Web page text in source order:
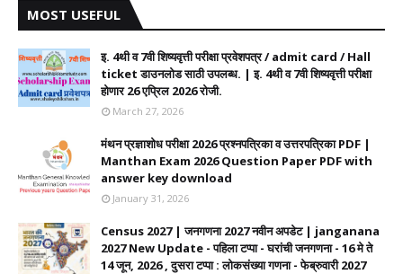
MOST USEFUL
इ. 4थी व 7वी शिष्यवृत्ती परीक्षा प्रवेशपत्र / admit card / Hall
ticket डाउनलोड साठी उपलब्ध. | इ. 4थी व 7वी शिष्यवृत्ती परीक्षा
होणार 26 एप्रिल 2026 रोजी.
March 27, 2026
मंथन प्रज्ञाशोध परीक्षा 2026 प्रश्नपत्रिका व उत्तरपत्रिका PDF |
Manthan Exam 2026 Question Paper PDF with
answer key download
January 31, 2026
Census 2027 | जनगणना 2027 नवीन अपडेट | janganana
2027 New Update - पहिला टप्पा - घरांची जनगणना - 16 मे ते
14 जून, 2026 , दुसरा टप्पा : लोकसंख्या गणना - फेब्रुवारी 2027